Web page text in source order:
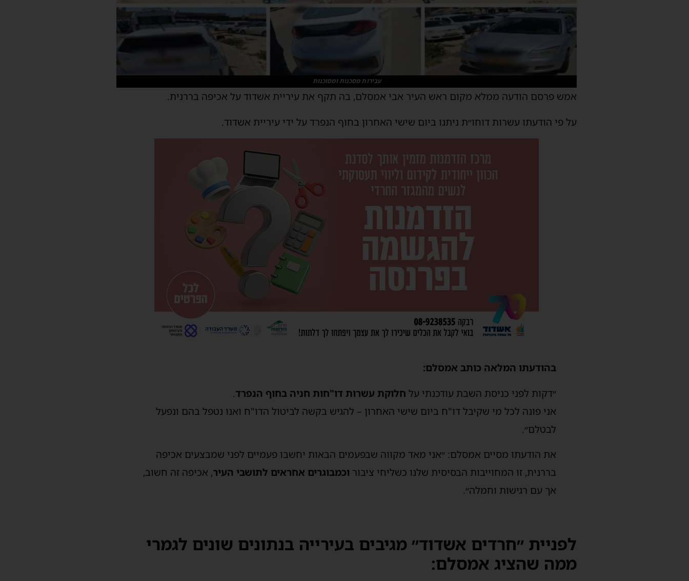
עבירות מסכנות ומסוכנות
אמש פרסם הודעה ממלא מקום ראש העיר אבי אמסלם, בה תקף את עיריית אשדוד על אכיפה בררנית.
על פי הודעתו עשרות דוחו״ת ניתנו ביום שישי האחרון בחוף הנפרד על ידי עיריית אשדוד.
בהודעתו המלאה כותב אמסלם:
״דקות לפני כניסת השבת עודכנתי על חלוקת עשרות דו"חות חניה בחוף הנפרד.
אני פונה לכל מי שקיבל דו"ח ביום שישי האחרון – להגיש בקשה לביטול הדו"ח ואנו נטפל בהם ונפעל
לבטלם״.
את הודעתו מסיים אמסלם: ״אני מאד מקווה שבפעמים הבאות יחשבו פעמיים לפני שמבצעים אכיפה
בררנית, זו המחוייבות הבסיסית שלנו כשליחי ציבור וכמבוגרים אחראים לתושבי העיר, אכיפה זה חשוב,
אך עם רגישות וחמלה״.
לפניית ״חרדים אשדוד״ מגיבים בעירייה בנתונים שונים לגמרי
ממה שהציג אמסלם: